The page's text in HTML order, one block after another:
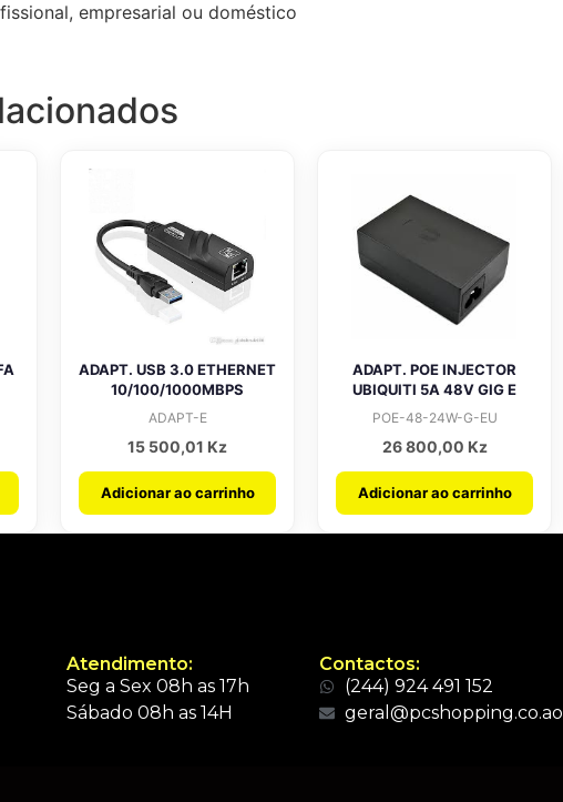
empresarial ou doméstico
ADAPT. USB 3.0 ETHERNET
10/100/1000MBPS
ADAPT-E
15 500,01 Kz
Adicionar ao carrinho
ADAPT. POE INJECTOR
UBIQUITI 5A 48V GIG E
POE-48-24W-G-EU
26 800,00 Kz
Adicionar ao carrinho
Atendimento:
Seg a Sex 08h as 17h
Sábado 08h as 14H
Contactos:
(244) 924 491 152
geral@pcshopping.co.ao